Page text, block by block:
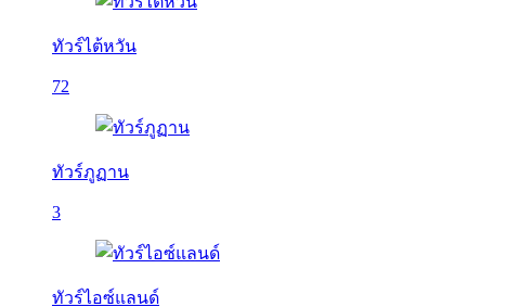
ทัวร์ไต้หวัน
72
ทัวร์ภูฏาน
3
ทัวร์ไอซ์แลนด์